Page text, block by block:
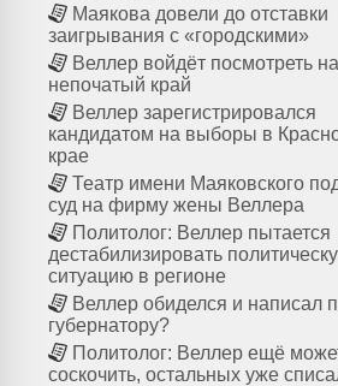
Маякова довели до отставки
заигрывания с «городскими»
Веллер войдёт посмотреть на
непочатый край
Веллер зарегистрировался
кандидатом на выборы в
крае
Театр имени Маяковского
суд на фирму жены Веллера
Политолог: Веллер пытается
дестабилизировать
ситуацию в регионе
Веллер обиделся и написал
губернатору?
Политолог: Веллер ещё
соскочить, остальных уже